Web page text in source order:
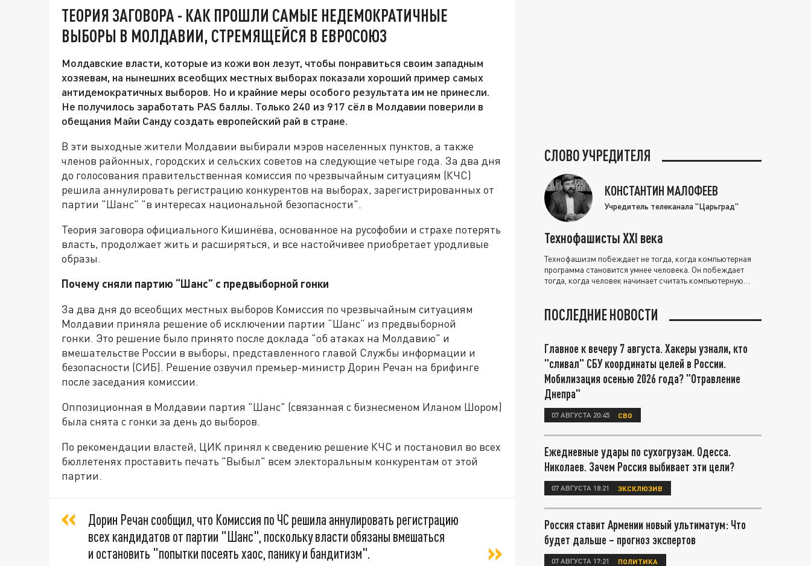
ТЕОРИЯ ЗАГОВОРА - КАК ПРОШЛИ САМЫЕ НЕДЕМОКРАТИЧНЫЕ
ВЫБОРЫ В МОЛДАВИИ, СТРЕМЯЩЕЙСЯ В ЕВРОСОЮЗ
Молдавские власти, которые из кожи вон лезут, чтобы понравиться своим западным
хозяевам, на нынешних всеобщих местных выборах показали хороший пример самых
антидемократичных выборов. Но и крайние меры особого результата им не принесли.
Не получилось заработать PAS баллы. Только 240 из 917 сёл в Молдавии поверили в
обещания Майи Санду создать европейский рай в стране.
В эти выходные жители Молдавии выбирали мэров населенных пунктов, а также
членов районных, городских и сельских советов на следующие четыре года. За два дня
до голосования правительственная комиссия по чрезвычайным ситуациям (КЧС)
решила аннулировать регистрацию конкурентов на выборах, зарегистрированных от
партии "Шанс" "в интересах национальной безопасности".
Теория заговора официального Кишинёва, основанное на русофобии и страхе потерять
власть, продолжает жить и расширяться, и все настойчивее приобретает уродливые
образы.
Почему сняли партию “Шанс” с предвыборной гонки
За два дня до всеобщих местных выборов Комиссия по чрезвычайным ситуациям
Молдавии приняла решение об исключении партии “Шанс” из предвыборной
гонки. Это решение было принято после доклада "об атаках на Молдавию" и
вмешательстве России в выборы, представленного главой Службы информации и
безопасности (СИБ). Решение озвучил премьер-министр Дорин Речан на брифинге
после заседания комиссии.
Оппозиционная в Молдавии партия "Шанс" (связанная с бизнесменом Иланом Шором)
была снята с гонки за день до выборов.
По рекомендации властей, ЦИК принял к сведению решение КЧС и постановил во всех
бюллетенях проставить печать "Выбыл" всем электоральным конкурентам от этой
партии.
Дорин Речан сообщил, что Комиссия по ЧС решила аннулировать регистрацию
всех кандидатов от партии "Шанс", поскольку власти обязаны вмешаться
и остановить "попытки посеять хаос, панику и бандитизм".
СЛОВО УЧРЕДИТЕЛЯ
КОНСТАНТИН МАЛОФЕЕВ
Учредитель телеканала "Царьград"
Технофашисты XXI века
Технофашизм побеждает не тогда, когда компьютерная
программа становится умнее человека. Он побеждает
тогда, когда человек начинает считать компьютерную
ПОСЛЕДНИЕ НОВОСТИ
Главное к вечеру 7 августа. Хакеры узнали, кто
"сливал" СБУ координаты целей в России.
Мобилизация осенью 2026 года? "Отравление
Днепра"
07 АВГУСТА 20:45 СВО
Ежедневные удары по сухогрузам. Одесса.
Николаев. Зачем Россия выбивает эти цели?
07 АВГУСТА 18:21 ЭКСКЛЮЗИВ
Россия ставит Армении новый ультиматум: Что
будет дальше – прогноз экспертов
07 АВГУСТА 17:21 ПОЛИТИКА